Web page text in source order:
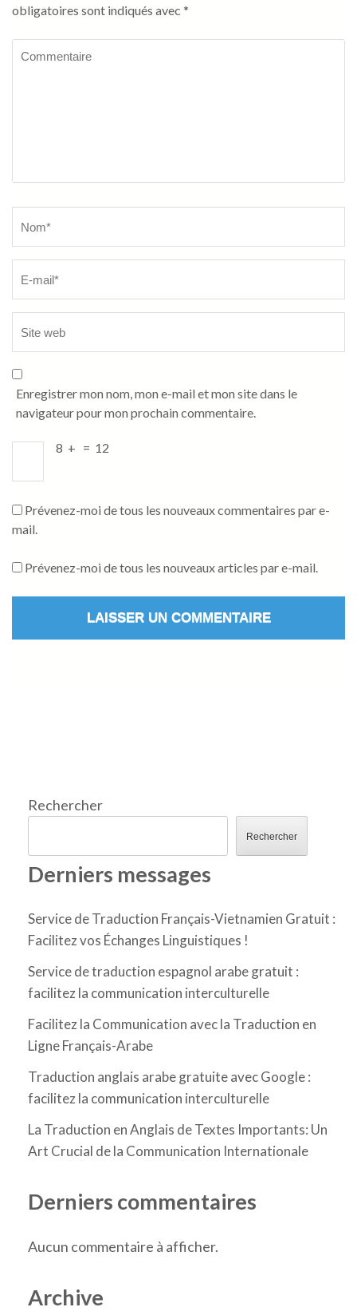
obligatoires sont indiqués avec *
Enregistrer mon nom, mon e-mail et mon site dans le
navigateur pour mon prochain commentaire.
8 + = 12
Prévenez-moi de tous les nouveaux commentaires par e-
mail.
Prévenez-moi de tous les nouveaux articles par e-mail.
Rechercher
Rechercher
Derniers messages
Service de Traduction Français-Vietnamien Gratuit :
Facilitez vos Échanges Linguistiques !
Service de traduction espagnol arabe gratuit :
facilitez la communication interculturelle
Facilitez la Communication avec la Traduction en
Ligne Français-Arabe
Traduction anglais arabe gratuite avec Google :
facilitez la communication interculturelle
La Traduction en Anglais de Textes Importants: Un
Art Crucial de la Communication Internationale
Derniers commentaires
Aucun commentaire à afficher.
Archive